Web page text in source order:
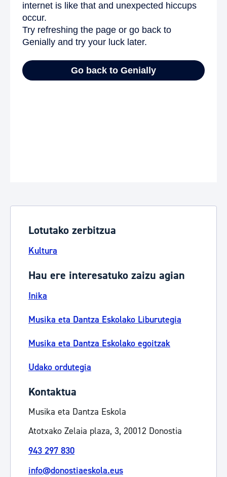
Lotutako zerbitzua
Kultura
Hau ere interesatuko zaizu agian
Inika
Musika eta Dantza Eskolako Liburutegia
Musika eta Dantza Eskolako egoitzak
Udako ordutegia
Kontaktua
Musika eta Dantza Eskola
Atotxako Zelaia plaza, 3, 20012 Donostia
943 297 830
info@donostiaeskola.eus